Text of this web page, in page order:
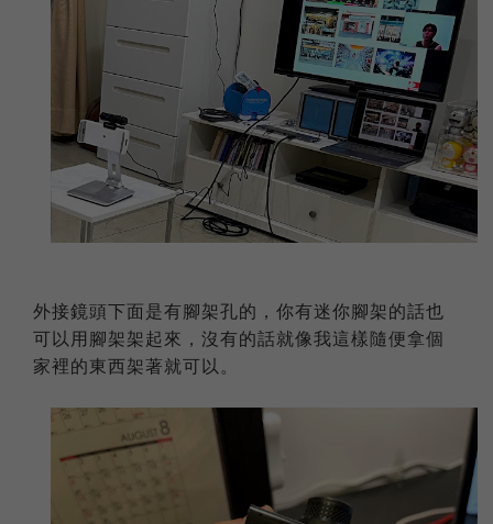
外接鏡頭下面是有腳架孔的，你有迷你腳架的話也
可以用腳架架起來，沒有的話就像我這樣隨便拿個
家裡的東西架著就可以。